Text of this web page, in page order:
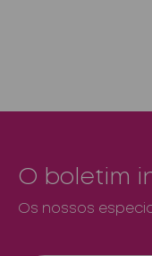
O boletim
Os nossos